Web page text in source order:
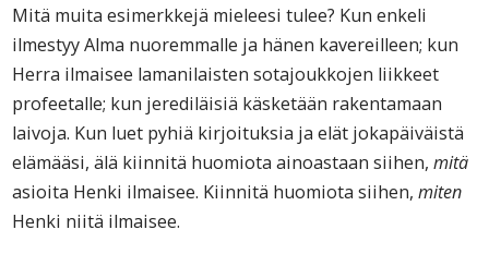
Mitä muita esimerkkejä mieleesi tulee? Kun enkeli
ilmestyy Alma nuoremmalle ja hänen kavereilleen; kun
Herra ilmaisee lamanilaisten sotajoukkojen liikkeet
profeetalle; kun jerediläisiä käsketään rakentamaan
laivoja. Kun luet pyhiä kirjoituksia ja elät jokapäiväistä
elämääsi, älä kiinnitä huomiota ainoastaan siihen,mitä
asioita Henki ilmaisee. Kiinnitä huomiota siihen,miten
Henki niitä ilmaisee.